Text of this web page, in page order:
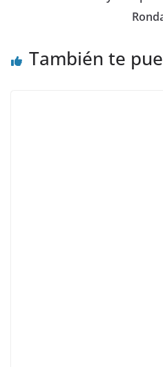
También te